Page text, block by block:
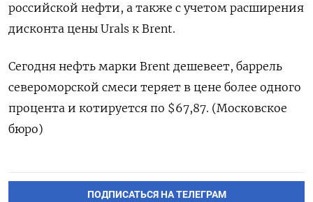
российской нефти, а также с ​учетом расширения
дисконта цены Urals к Brent.
Сегодня нефть марки Brent дешевеет, баррель
североморской смеси теряет ‌в цене более одного
процента и котируется по $67,87. (Московское
бюро)
ПОДПИСАТЬСЯ НА ТЕЛЕГРАМ